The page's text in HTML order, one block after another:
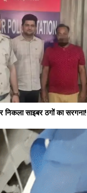
निकला साइबर ठगों का सरगना!